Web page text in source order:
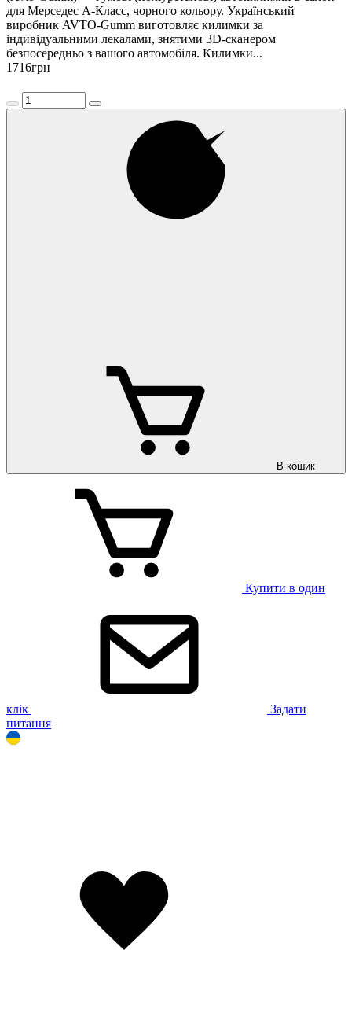
для Мерседес A-Класс, чорного кольору. Український
виробник AVTO-Gumm виготовляє килимки за
індивідуальними лекалами, знятими 3D-сканером
безпосередньо з вашого автомобіля. Килимки...
1716грн
В кошик
Купити в один
клік
Задати
питання